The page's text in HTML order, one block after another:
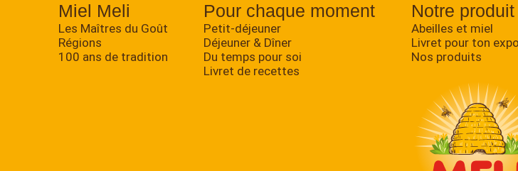
Miel Meli
Les Maîtres du Goût
Régions
100 ans de tradition
Pour chaque moment
Petit-déjeuner
Déjeuner & Dîner
Du temps pour soi
Livret de recettes
Notre
Abeilles et miel
Livret pour ton
Nos produits